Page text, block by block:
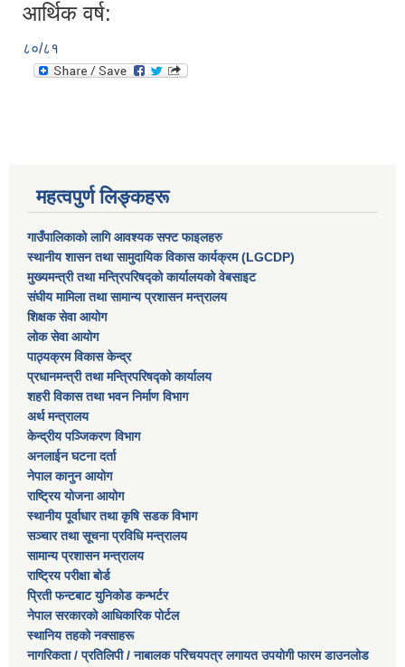
आर्थिक वर्ष:
८०/८१
महत्वपुर्ण लिङ्कहरू
गाउँपालिकाको लागि आवश्यक सफ्ट फाइलहरु
स्थानीय शासन तथा सामुदायिक विकास कार्यक्रम (LGCDP)
मुख्यमन्त्री तथा मन्त्रिपरिषद्को कार्यालयको वेबसाइट
संघीय मामिला तथा सामान्य प्रशासन मन्त्रालय
शिक्षक सेवा आयोग
लोक सेवा आयोग
पाठ्यक्रम विकास केन्द्र
प्रधानमन्त्री तथा मन्त्रिपरिषद्को कार्यालय
शहरी विकास तथा भवन निर्माण विभाग
अर्थ मन्त्रालय
केन्द्रीय पञ्जिकरण विभाग
अनलाईन घटना दर्ता
नेपाल कानुन आयोग
राष्ट्रिय योजना आयोग
स्थानीय पूर्वाधार तथा कृषि सडक विभाग
सञ्‍चार तथा सूचना प्रविधि मन्त्रालय
सामान्य प्रशासन मन्त्रालय
राष्ट्रिय परीक्षा बोर्ड
प्रिती फन्टबाट युनिकोड कन्भर्टर
नेपाल सरकारको आधिकारिक पोर्टल
स्थानिय तहको नक्साहरू
नागरिकता / प्रतिलिपी / नाबालक परिचयपत्र लगायत उपयोगी फारम डाउनलोड